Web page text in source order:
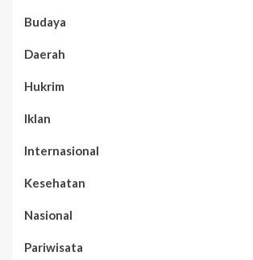
Budaya
Daerah
Hukrim
Iklan
Internasional
Kesehatan
Nasional
Pariwisata